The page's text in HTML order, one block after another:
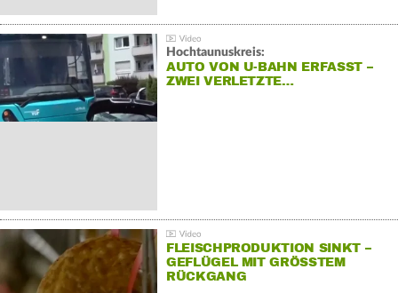
Hochtaunuskreis:
AUTO VON U-BAHN ERFASST –
ZWEI VERLETZTE…
FLEISCHPRODUKTION SINKT –
GEFLÜGEL MIT GRÖSSTEM R
ÜCKGANG